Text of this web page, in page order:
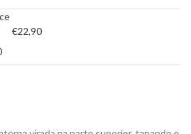
€22,90